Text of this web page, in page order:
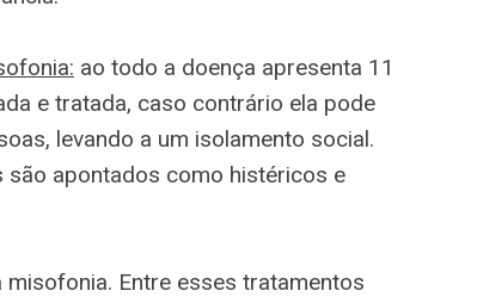
ao todo a doença apresenta 11
e tratada, caso contrário ela pode
levando a um isolamento social.
apontados como histéricos e
Entre esses tratamentos